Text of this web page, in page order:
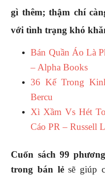
gì thêm; thậm chí
với tình trạng khó
Bán Quần Áo Là
– Alpha Books
36 Kế Trong
Bercu
Xì Xầm Vs Hét
Cáo PR – Russell
Cuốn sách 99
trong bán lẻsẽ giúp